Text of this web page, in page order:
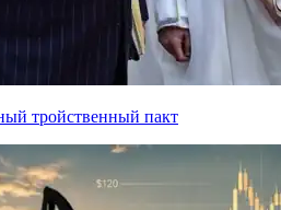
тройственный пакт